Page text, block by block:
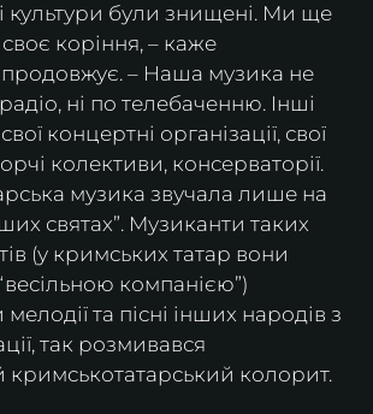
культури були знищені. Ми ще
коріння, – каже
– Наша музика не
ні по телебаченню. Інші
концертні організації, свої
колективи, консерваторії.
музика звучала лише на
святах”. Музиканти таких
(у кримських татар вони
компанією”)
та пісні інших народів з
так розмивався
кримськотатарський колорит.